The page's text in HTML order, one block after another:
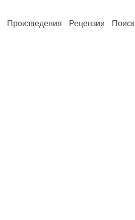
Произведения Рецензии Поиск